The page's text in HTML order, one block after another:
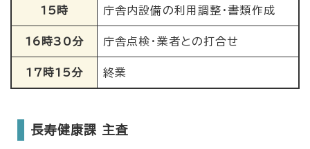
15時 庁舎内設備の利用調整・書類作成
16時30分 庁舎点検・業者との打合せ
17時15分 終業
長寿健康課 主査